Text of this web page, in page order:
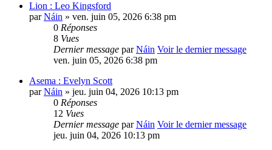
Lion : Leo Kingsford
parNáin » ven. juin 05, 2026 6:38 pm
0 Réponses
8 Vues
Dernier message parNáin Voir le dernier message
ven. juin 05, 2026 6:38 pm
Asema : Evelyn Scott
parNáin » jeu. juin 04, 2026 10:13 pm
0 Réponses
12 Vues
Dernier message parNáin Voir le dernier message
jeu. juin 04, 2026 10:13 pm